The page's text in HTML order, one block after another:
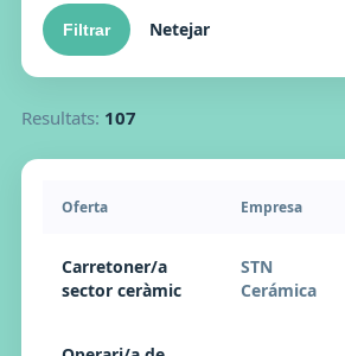
Netejar
Resultats: 107
Oferta Empresa
Carretoner/a
sector ceràmic
STN
Cerámica